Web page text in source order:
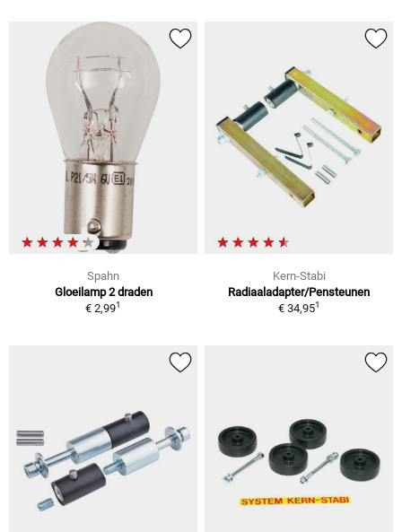
Spahn
Gloeilamp 2 draden
€ 2,991
Kern-Stabi
Radiaaladapter/Pensteunen
€ 34,951